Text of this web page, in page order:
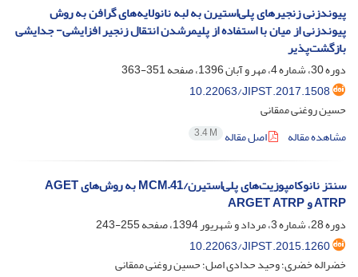
پیوندزنی زنجیرهای پلی‌استیرن به لبه نانولایه‌های گرافن به روش
پیوندزنی از میان با استفاده از پلیمرشدن انتقال زنجیر افزایشی- جدایشی
بازگشت‌پذیر
دوره 30، شماره 4، مهر و آبان 1396، صفحه
351-363
10.22063/JIPST.2017.1508
حسین روغنی ممقانی
مشاهده مقاله
اصل مقاله 3.4 M
سنتز نانوکامپوزیت‌های پلی‌استیرن/‌MCM–41 به روش‌های AGET
ATRP و ARGET ATRP
دوره 28، شماره 3، مرداد و شهریور 1394، صفحه
255-243
10.22063/JIPST.2015.1260
خضراله خضری؛ وحید حدادی اصل؛ حسین روغنی ممقانی